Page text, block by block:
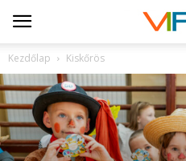
Kezdőlap Kiskőrös